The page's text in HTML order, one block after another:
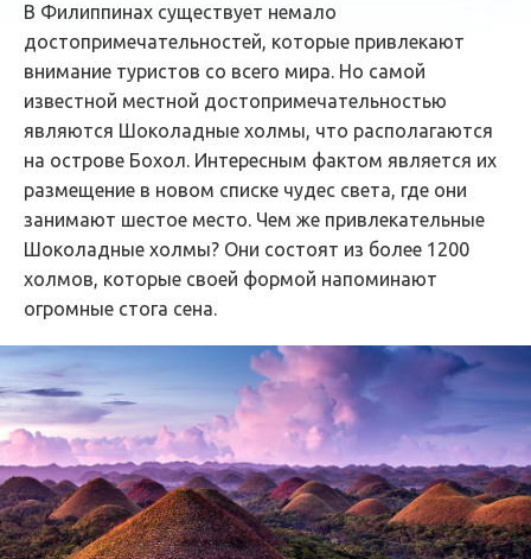
В Филиппинах существует немало
достопримечательностей, которые привлекают
внимание туристов со всего мира. Но самой
известной местной достопримечательностью
являются Шоколадные холмы, что располагаются
на острове Бохол. Интересным фактом является их
размещение в новом списке чудес света, где они
занимают шестое место. Чем же привлекательные
Шоколадные холмы? Они состоят из более 1200
холмов, которые своей формой напоминают
огромные стога сена.